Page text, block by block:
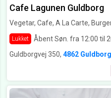
Cafe Lagunen Guldborg
Vegetar, Cafe, A La Carte,
Lukket Åbent Søn. fra 12:00 til
Guldborgvej 350, 4862 Guldborg